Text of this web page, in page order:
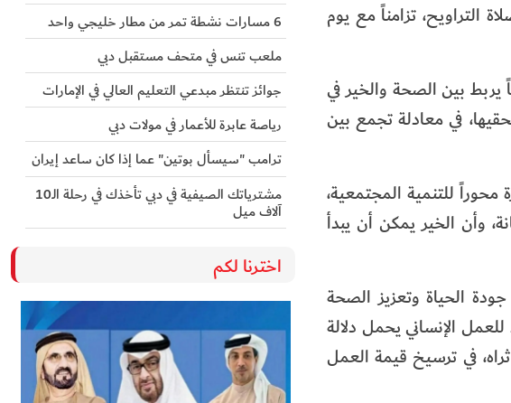
«خطوة حياة» يوم 7 مارس المقبل، بعد صلاة التراويح، تزامناً مع يوم
يربط بين الصحة والخير في
في معادلة تجمع بين
للتنمية المجتمعية،
وأن الخير يمكن أن يبدأ
الحياة وتعزيز الصحة
الإنساني يحمل دلالة
في ترسيخ قيمة العمل
6 مسارات نشطة تمر من مطار خليجي واحد
ملعب تنس في متحف مستقبل دبي
جوائز تنتظر مبدعي التعليم العالي في الإمارات
رياصة عابرة للأعمار في مولات دبي
ترامب "سيسأل بوتين" عما إذا كان ساعد إيران
مشترياتك الصيفية في دبي تأخذك في رحلة الـ10
آلاف ميل
اخترنا لكم